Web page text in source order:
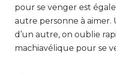
pour se venger est
autre personne à aimer.
d’un autre, on oublie
machiavélique pour se